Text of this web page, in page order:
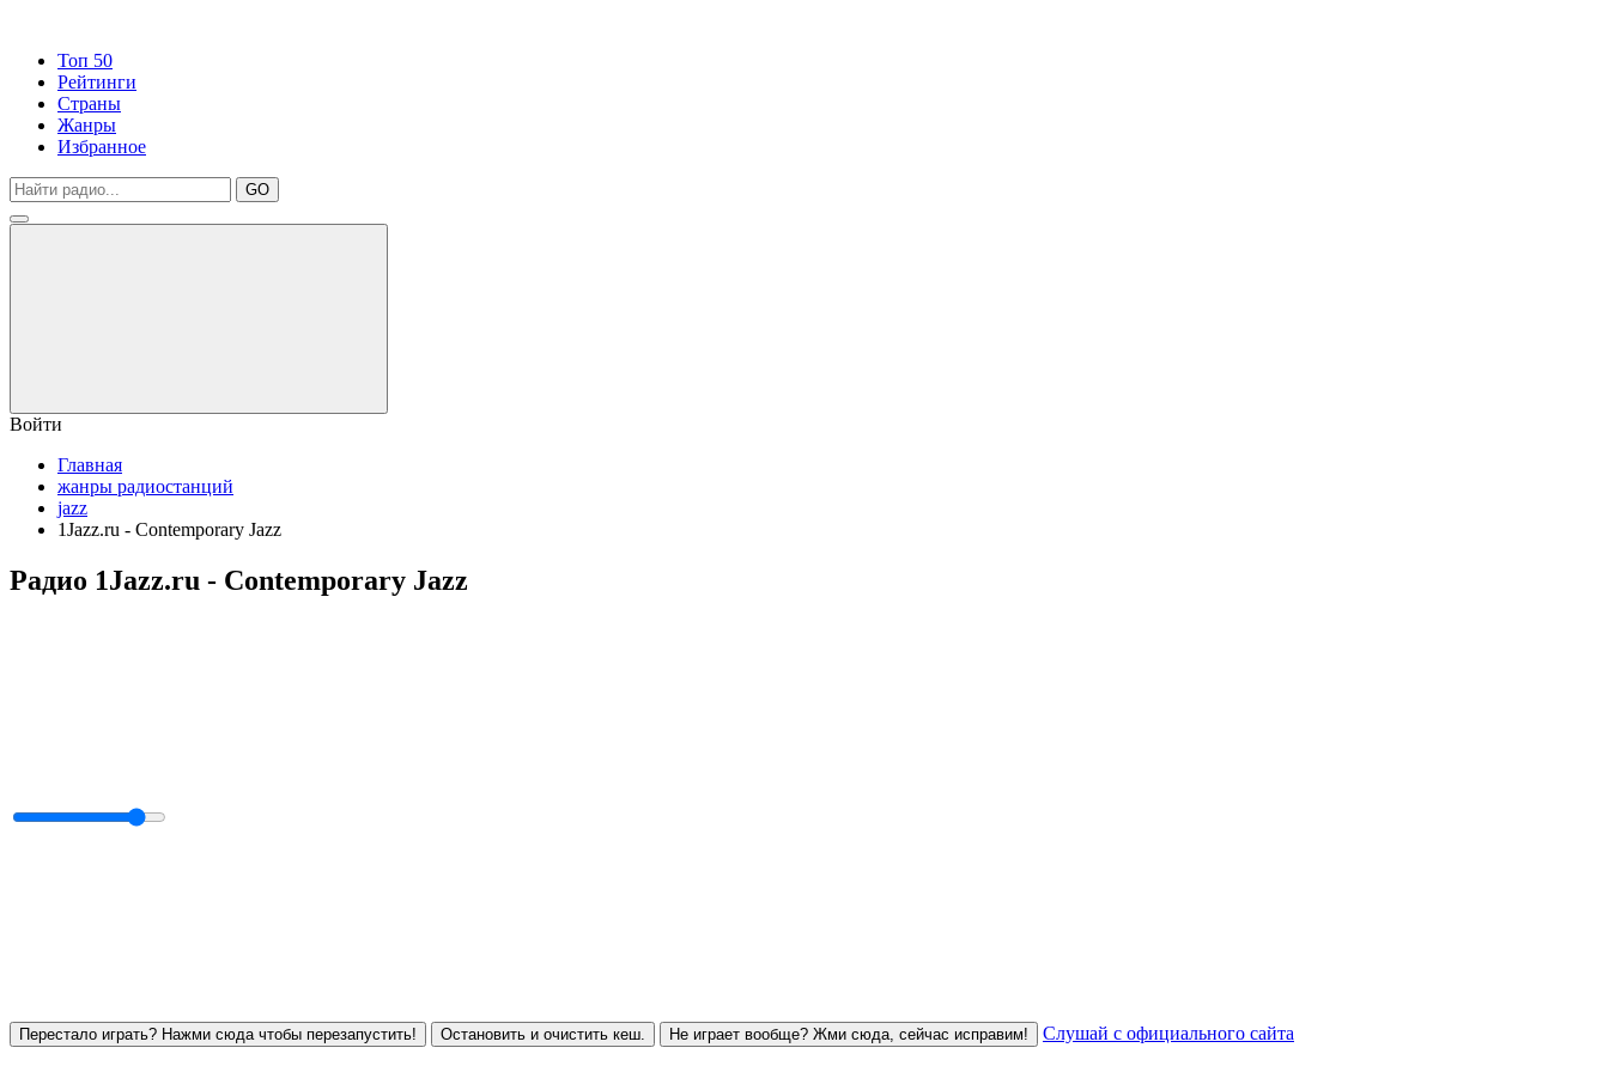
Топ 50
Рейтинги
Страны
Жанры
Избранное
GO
Войти
Главная
жанры радиостанций
jazz
1Jazz.ru - Contemporary Jazz
Радио 1Jazz.ru - Contemporary Jazz
Перестало играть? Нажми сюда чтобы перезапустить! Остановить и очистить кеш. Не играет вообще? Жми сюда, сейчас исправим! Слушай с официального сайта